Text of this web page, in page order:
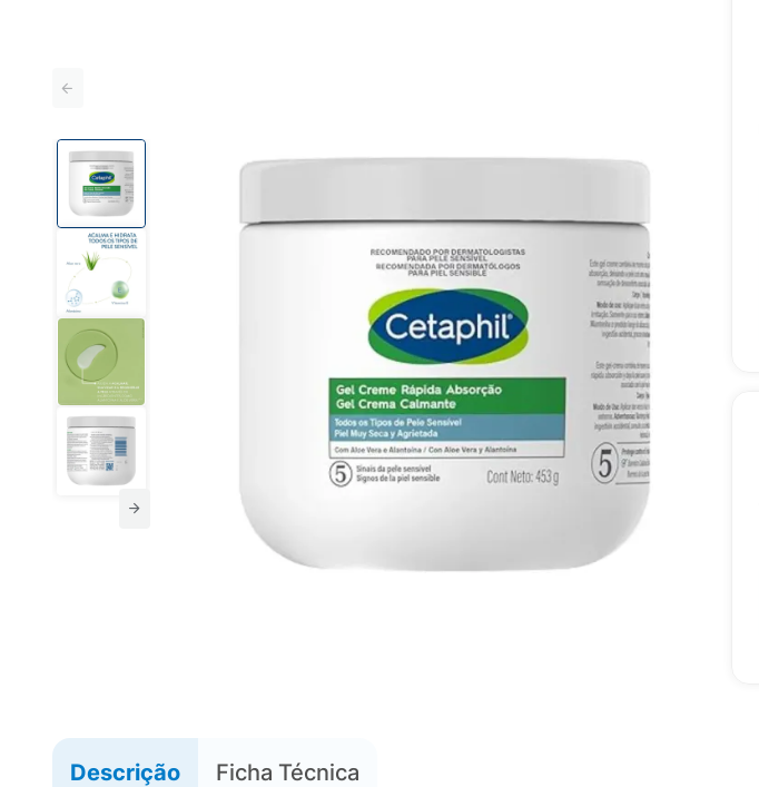
Descrição Ficha Técnica